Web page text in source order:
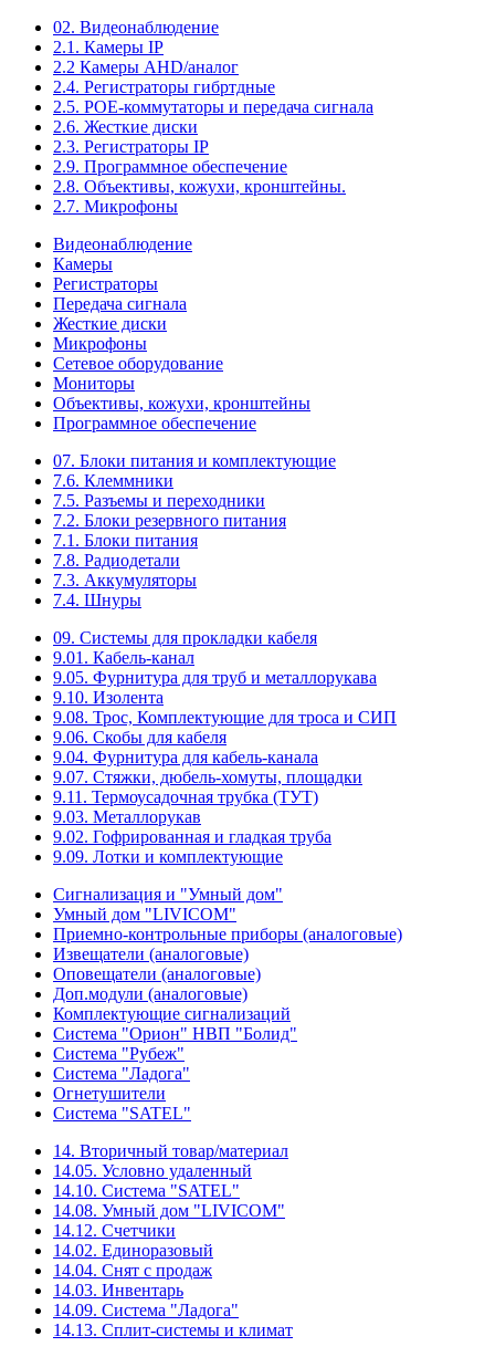
02. Видеонаблюдение
2.1. Камеры IP
2.2 Камеры AHD/аналог
2.4. Регистраторы гибртдные
2.5. РОЕ-коммутаторы и передача сигнала
2.6. Жесткие диски
2.3. Регистраторы IP
2.9. Программное обеспечение
2.8. Объективы, кожухи, кронштейны.
2.7. Микрофоны
Видеонаблюдение
Камеры
Регистраторы
Передача сигнала
Жесткие диски
Микрофоны
Сетевое оборудование
Мониторы
Объективы, кожухи, кронштейны
Программное обеспечение
07. Блоки питания и комплектующие
7.6. Клеммники
7.5. Разъемы и переходники
7.2. Блоки резервного питания
7.1. Блоки питания
7.8. Радиодетали
7.3. Аккумуляторы
7.4. Шнуры
09. Системы для прокладки кабеля
9.01. Кабель-канал
9.05. Фурнитура для труб и металлорукава
9.10. Изолента
9.08. Трос, Комплектующие для троса и СИП
9.06. Скобы для кабеля
9.04. Фурнитура для кабель-канала
9.07. Стяжки, дюбель-хомуты, площадки
9.11. Термоусадочная трубка (ТУТ)
9.03. Металлорукав
9.02. Гофрированная и гладкая труба
9.09. Лотки и комплектующие
Сигнализация и "Умный дом"
Умный дом "LIVICOM"
Приемно-контрольные приборы (аналоговые)
Извещатели (аналоговые)
Оповещатели (аналоговые)
Доп.модули (аналоговые)
Комплектующие сигнализаций
Система "Орион" НВП "Болид"
Система "Рубеж"
Система "Ладога"
Огнетушители
Система "SATEL"
14. Вторичный товар/материал
14.05. Условно удаленный
14.10. Система "SATEL"
14.08. Умный дом "LIVICOM"
14.12. Счетчики
14.02. Единоразовый
14.04. Снят с продаж
14.03. Инвентарь
14.09. Система "Ладога"
14.13. Сплит-системы и климат